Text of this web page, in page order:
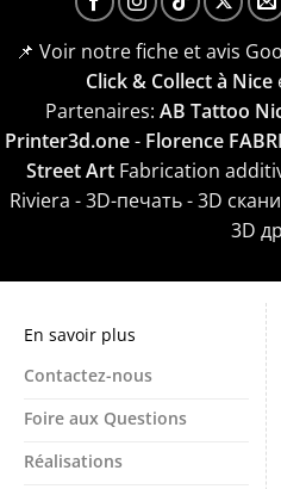
📌 Voir notre fiche et avis
Click & Collect à Nice
Partenaires: AB Tattoo
Printer3d.one- Florence
Street ArtFabrication
Riviera - 3D-печать - 3D
3D
En savoir plus
Contactez-nous
Foire aux Questions
Réalisations